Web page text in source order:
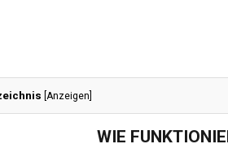
Anzeigen
WIE